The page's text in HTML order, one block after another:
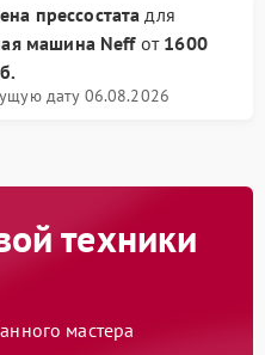
прессостата для
машина Neffот 1600
дату 06.08.2026
техники
мастера